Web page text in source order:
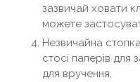
зазвичай ховати
можете
Незвичайна
стосі паперів для
для вручення.